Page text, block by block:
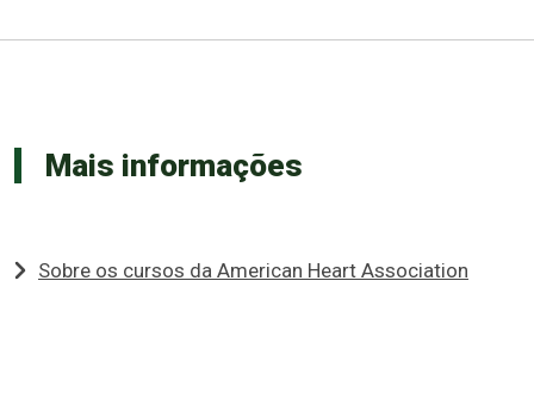
Mais informações
Sobre os cursos da American Heart Association